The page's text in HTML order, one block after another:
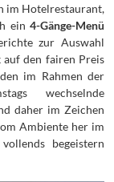
im Hotelrestaurant,
ein 4-Gänge-Menü
zur Auswahl
den fairen Preis
im Rahmen der
wechselnde
daher im Zeichen
Ambiente her im
begeistern